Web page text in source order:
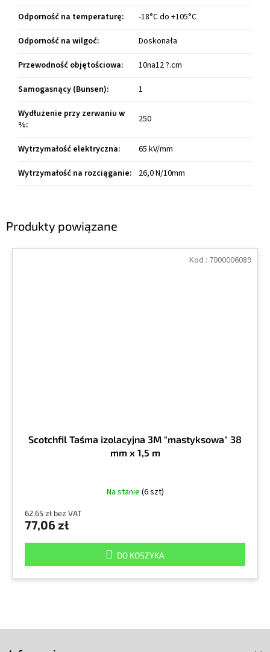
Produkty powiązane
Scotchfil Taśma izolacyjna 3M "mastyksowa" 38
mm x 1,5 m
Na stanie (6 szt)
62,65 zł bez VAT
77,06 zł
DO KOSZYKA
Kod : 7000006089
Odporność na temperaturę:
-18°C do +105°C
Odporność na wilgoć:
Doskonała
Przewodność objętościowa:
10na12 ?.cm
Samogasnący (Bunsen):
1
Wydłużenie przy zerwaniu w
%: 250
Wytrzymałość elektryczna:
65 kV/mm
Wytrzymałość na rozciąganie: 26,0 N/10mm